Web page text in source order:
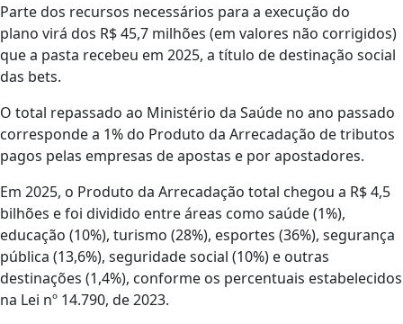
Parte dos recursos necessários para a execução do
plano virá dos R$ 45,7 milhões (em valores não corrigidos)
que a pasta recebeu em 2025, a título de destinação social
das bets.
O total repassado ao Ministério da Saúde no ano passado
corresponde a 1% do Produto da Arrecadação de tributos
pagos pelas empresas de apostas e por apostadores.
Em 2025, o Produto da Arrecadação total chegou a R$ 4,5
bilhões e foi dividido entre áreas como saúde (1%),
educação (10%), turismo (28%), esportes (36%), segurança
pública (13,6%), seguridade social (10%) e outras
destinações (1,4%), conforme os percentuais estabelecidos
na Lei nº 14.790, de 2023.